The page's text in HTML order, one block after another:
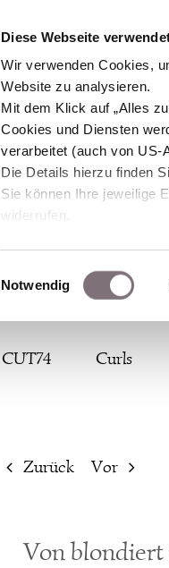
Diese Webseite
Wir verwenden Cookies,
Website zu analysieren.
Mit dem Klick auf „Alles
Cookies und Diensten
verarbeitet (auch von US-
Die Details hierzu finden
Sie können Ihre jeweilige
widerrufen.
Einwilligungsauswahl
Notwendig
CUT74 Curls
Zurück Vor
Von blondiert